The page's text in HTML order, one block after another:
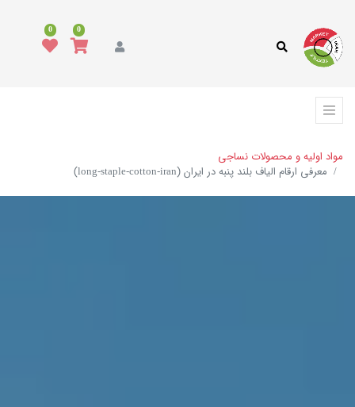
0
0
مواد اولیه و محصولات نساجی
معرفی ارقام الیاف بلند پنبه در ایران (long-staple-cotton-iran)